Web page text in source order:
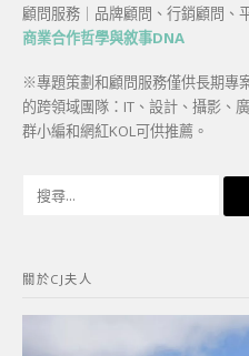
顧問服務｜品牌顧問、行銷顧問、
商業合作哲學與敘事DNA
※專題策劃和顧問服務僅供長期專
的跨領域團隊：IT、設計、攝影、
群小編和網紅KOL可供推薦。
字:
關於CJ夫人